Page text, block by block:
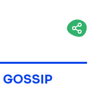
GOSSIP